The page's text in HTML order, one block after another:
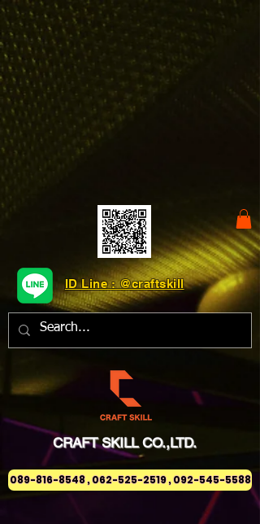
CRAFT SKILL CO.,LTD.
ID Line : @craftskill
089-816-8548 , 062-525-2519 , 092-545-5588